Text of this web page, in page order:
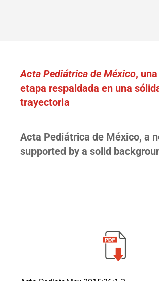
Acta Pediátrica de México,
etapa respaldada en una
trayectoria
Acta Pediátrica de México, a
supported by a solid